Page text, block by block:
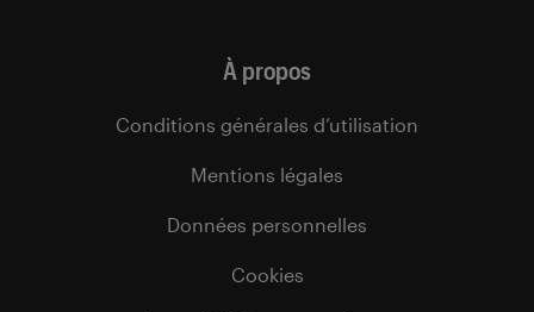
À propos
Conditions générales d’utilisation
Mentions légales
Données personnelles
Cookies